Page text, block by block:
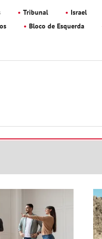
Tribunal Israel
Bloco de Esquerda